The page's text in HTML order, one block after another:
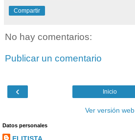
Compartir
No hay comentarios:
Publicar un comentario
‹ Inicio
Ver versión web
Datos personales